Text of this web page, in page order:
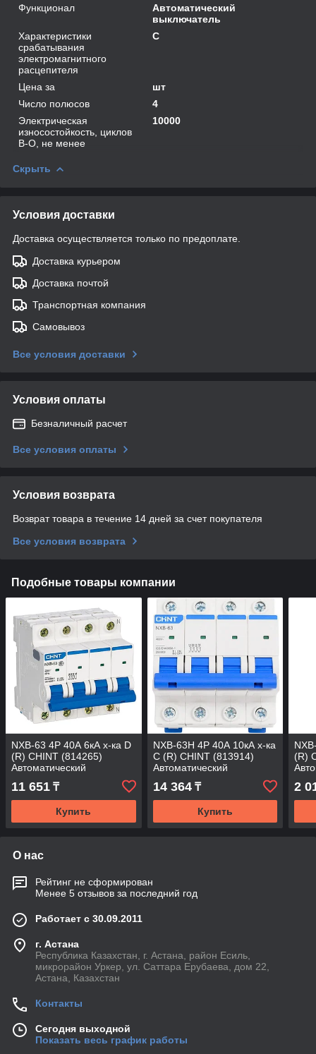
Функционал
Автоматический
выключатель
Характеристики
срабатывания
электромагнитного
расцепителя
C
Цена за
шт
Число полюсов
4
Электрическая
износостойкость, циклов
В-О, не менее
10000
Скрыть
Условия доставки
Доставка осуществляется только по предоплате.
Доставка курьером
Доставка почтой
Транспортная компания
Самовывоз
Все условия доставки
Условия оплаты
Безналичный расчет
Все условия оплаты
Условия возврата
Возврат товара в течение 14 дней за счет покупателя
Все условия возврата
Подобные товары компании
NXB-63 4P 40А 6кА х-ка D
(R) CHINT (814265)
Автоматический
выключатель
11 651 ₸
Купить
NXB-63H 4P 40А 10кА х-ка
C (R) CHINT (813914)
Автоматический
выключатель
14 364₸
Купить
(R)
2
О нас
Рейтинг не сформирован
Менее 5 отзывов за последний год
Работает с 30.09.2011
г. Астана
Республика Казахстан, г. Астана, район Есиль,
микрорайон Уркер, ул. Саттара Ерубаева, дом 22,
Астана, Казахстан
Контакты
Сегодня выходной
Показать весь график работы